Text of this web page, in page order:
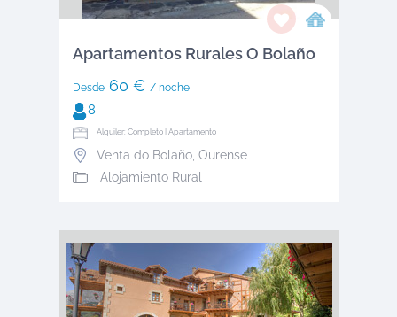
Apartamentos Rurales O Bolaño
Desde60 € / noche
8
Alquiler: Completo | Apartamento
Venta do Bolaño, Ourense
Alojamiento Rural